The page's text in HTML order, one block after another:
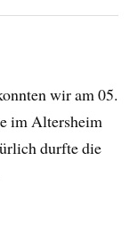
wir am 05.
im Altersheim
durfte die